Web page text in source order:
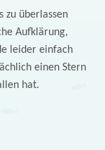
zu überlassen
Aufklärung,
leider einfach
einen Stern
hat.